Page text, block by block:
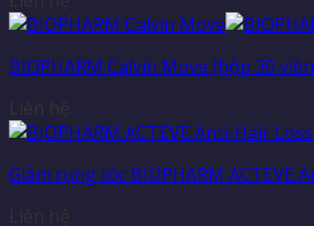
BIOPHARM Calvin Move (hộp 30
Giảm rụng tóc BIOPHARM ACTEVE